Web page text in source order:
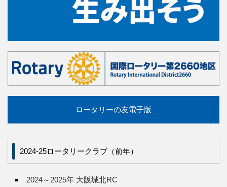
ロータリーの友電子版
2024-25ロータリークラブ（前年）
2024～2025年 大阪城北RC